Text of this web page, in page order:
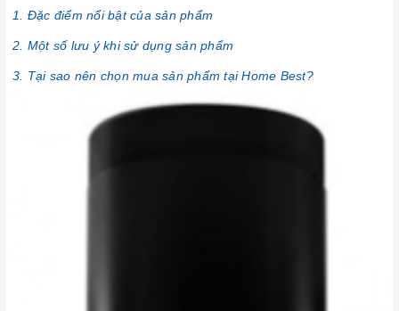
1. Đặc điểm nổi bật của sản phẩm
2. Một số lưu ý khi sử dụng sản phẩm
3. Tại sao nên chọn mua sản phẩm tại Home Best?